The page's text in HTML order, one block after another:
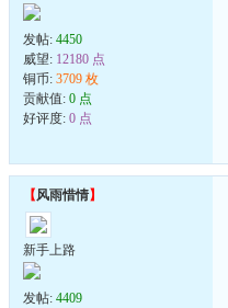
发帖: 4450
威望: 12180 点
铜币: 3709 枚
贡献值: 0 点
好评度: 0 点
【风雨惜情】
新手上路
发帖: 4409